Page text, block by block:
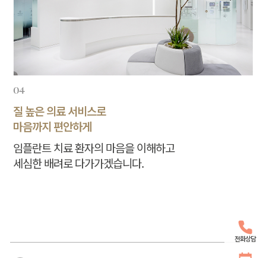
전화상담
04
질 높은 의료 서비스로
마음까지 편안하게
임플란트 치료 환자의 마음을 이해하고
세심한 배려로 다가가겠습니다.